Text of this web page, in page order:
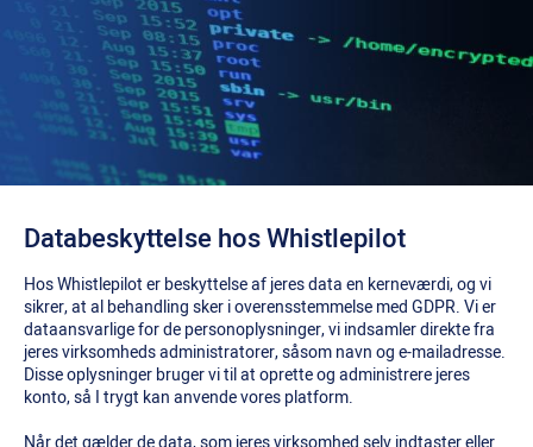
Databeskyttelse hos Whistlepilot
Hos Whistlepilot er beskyttelse af jeres data en kerneværdi, og vi
sikrer, at al behandling sker i overensstemmelse med GDPR. Vi er
dataansvarlige for de personoplysninger, vi indsamler direkte fra
jeres virksomheds administratorer, såsom navn og e-mailadresse.
Disse oplysninger bruger vi til at oprette og administrere jeres
konto, så I trygt kan anvende vores platform.